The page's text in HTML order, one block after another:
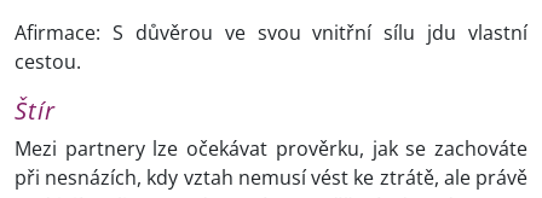
Afirmace: S důvěrou ve svou vnitřní sílu jdu vlastní
cestou.
Štír
Mezi partnery lze očekávat prověrku, jak se zachováte
při nesnázích, kdy vztah nemusí vést ke ztrátě, ale právě